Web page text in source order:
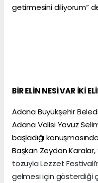
getirmesini diliyorum”
BİR ELİN NESİ VAR İKİ
Adana Büyükşehir
Adana Valisi Yavuz
başladığı
Başkan Zeydan Karalar,
tozuyla Lezzet
gelmesi için gösterdiği